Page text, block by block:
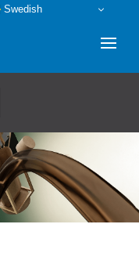
Swedish